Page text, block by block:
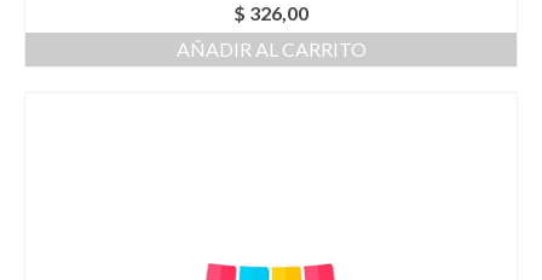
$ 326,00
AÑADIR AL CARRITO